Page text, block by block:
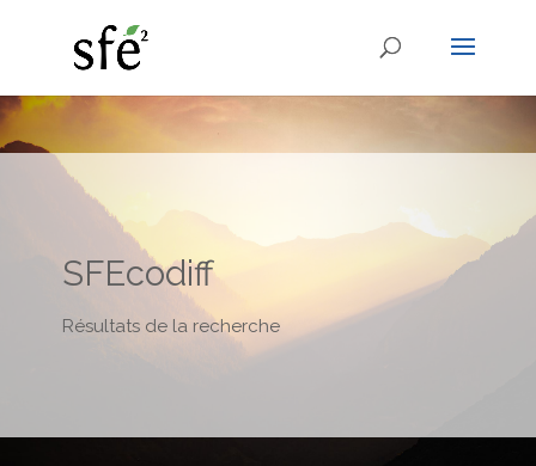
SFEcodiff
Résultats de la recherche